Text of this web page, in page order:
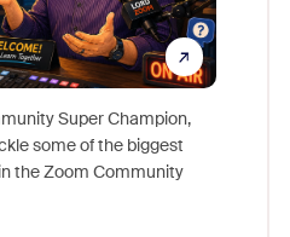
Super Champion,
some of the biggest
the Zoom Community